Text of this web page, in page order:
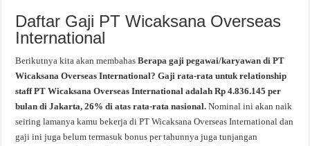
Daftar Gaji PT Wicaksana Overseas
International
Berikutnya kita akan membahasBerapa gaji pegawai/karyawan di PT
Wicaksana Overseas International? Gaji rata-rata untuk relationship
staff PT Wicaksana Overseas International adalah Rp 4.836.145 per
bulan di Jakarta, 26% di atas rata-rata nasional.Nominal ini akan naik
seiring lamanya kamu bekerja di PT Wicaksana Overseas International dan
gaji ini juga belum termasuk bonus per tahunnya juga tunjangan